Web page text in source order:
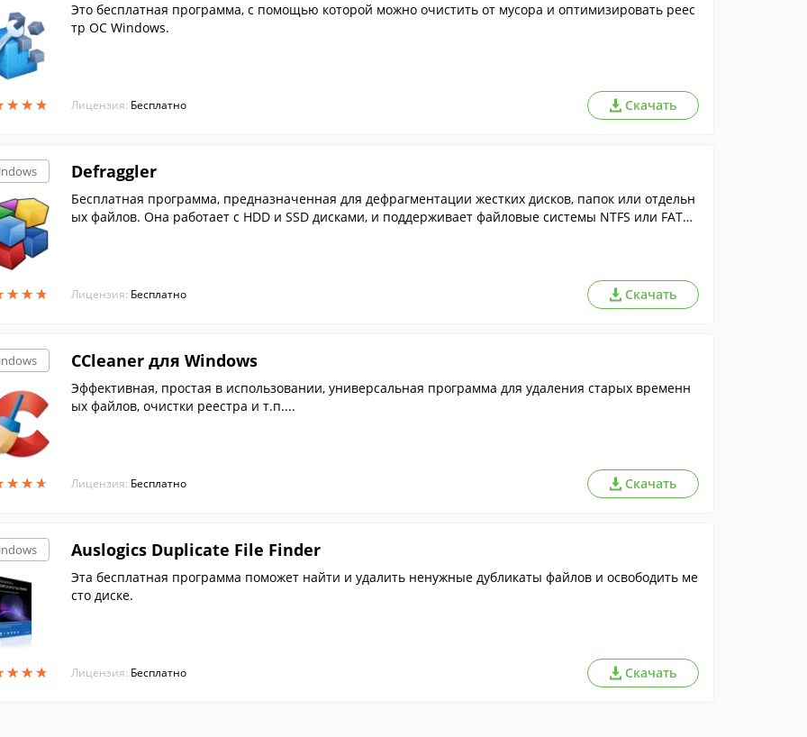
★★★
★★★
Это бесплатная программа, с помощью которой можно очистить от мусора и оптимизировать реес
тр ОС Windows.
Лицензия: Бесплатно Скачать
★★★
★★★
Defraggler
Бесплатная программа, предназначенная для дефрагментации жестких дисков, папок или отдельн
ых файлов. Она работает с HDD и SSD дисками, и поддерживает файловые системы NTFS или FAT3
Лицензия: Бесплатно Скачать
★★★
★★★
CCleaner для Windows
Эффективная, простая в использовании, универсальная программа для удаления старых временн
ых файлов, очистки реестра и т.п....
Лицензия: Бесплатно Скачать
★★★
★★★
Auslogics Duplicate File Finder
Эта бесплатная программа поможет найти и удалить ненужные дубликаты файлов и освободить ме
сто диске.
Лицензия: Бесплатно Скачать